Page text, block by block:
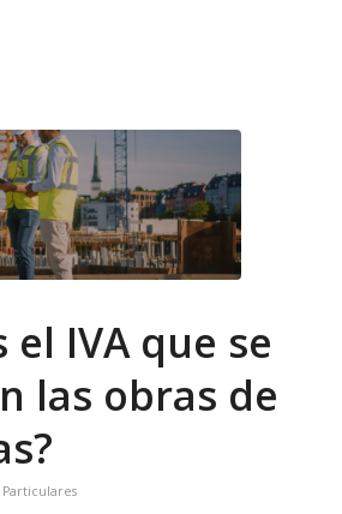
el IVA que se
las obras de
Particulares